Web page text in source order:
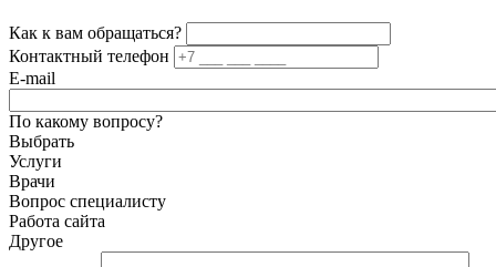
Как к вам обращаться?
Контактный телефон
E-mail
По какому вопросу?
Выбрать
Услуги
Врачи
Вопрос специалисту
Работа сайта
Другое